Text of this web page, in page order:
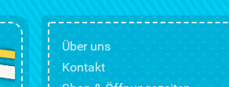
Über uns
Kontakt